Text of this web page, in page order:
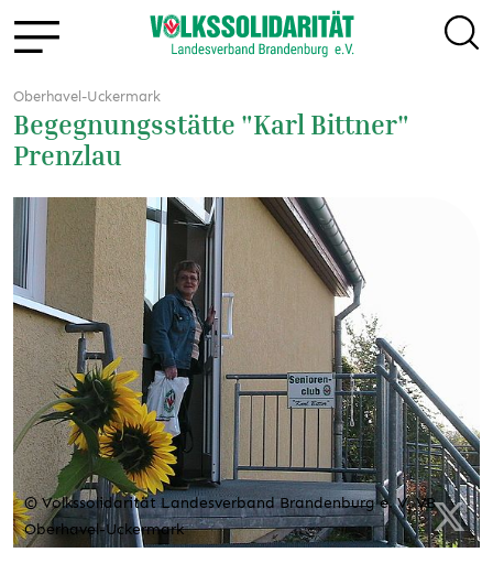
Oberhavel-Uckermark
Begegnungsstätte "Karl Bittner"
Prenzlau
© Volkssolidarität Landesverband Brandenburg e. V. VB
Oberhavel-Uckermark